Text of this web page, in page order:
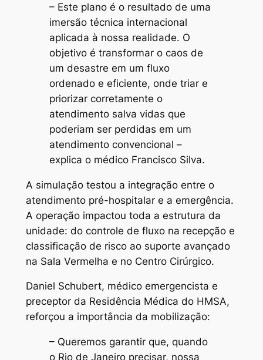
– Este plano é o resultado de uma
imersão técnica internacional
aplicada à nossa realidade. O
objetivo é transformar o caos de
um desastre em um fluxo
ordenado e eficiente, onde triar e
priorizar corretamente o
atendimento salva vidas que
poderiam ser perdidas em um
atendimento convencional –
explica o médico Francisco Silva.
A simulação testou a integração entre o
atendimento pré-hospitalar e a emergência.
A operação impactou toda a estrutura da
unidade: do controle de fluxo na recepção e
classificação de risco ao suporte avançado
na Sala Vermelha e no Centro Cirúrgico.
Daniel Schubert, médico emergencista e
preceptor da Residência Médica do HMSA,
reforçou a importância da mobilização:
– Queremos garantir que, quando
o Rio de Janeiro precisar, nossa